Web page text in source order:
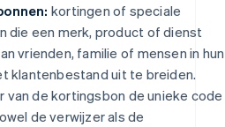
kortingen of speciale
die een merk, product of dienst
vrienden, familie of mensen in hun
klantenbestand uit te breiden.
van de kortingsbon de unieke code
de verwijzer als de